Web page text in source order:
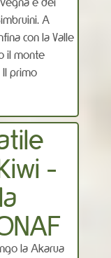
A
con la Valle
il monte
primo
-
la Akarua